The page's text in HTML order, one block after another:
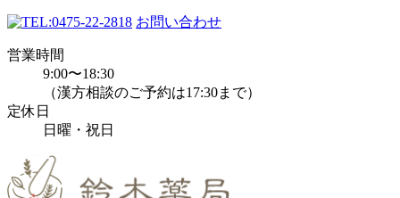
0475-22-2818 お問い合わせ
営業時間
9:00〜18:30
（漢方相談のご予約は17:30まで）
定休日
日曜・祝日